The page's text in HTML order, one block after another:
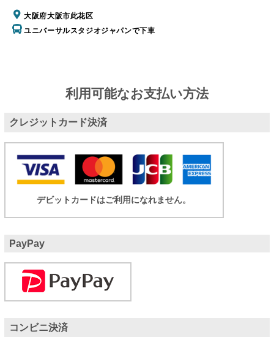
大阪府大阪市此花区
ユニバーサルスタジオジャパンで下車
利用可能なお支払い方法
クレジットカード決済
デビットカードはご利用になれません。
PayPay
コンビニ決済